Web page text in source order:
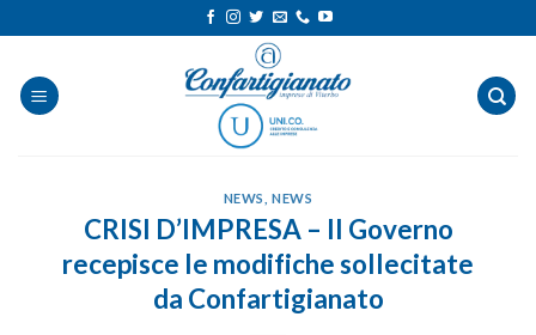
ai
contenuti
NEWS ,NEWS
CRISI D’IMPRESA – Il Governo
recepisce le modifiche sollecitate
da Confartigianato